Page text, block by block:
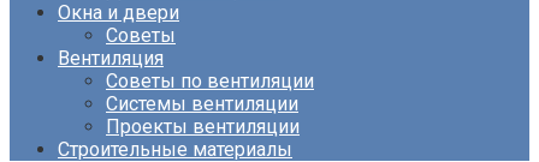
Окна и двери
Советы
Вентиляция
Советы по вентиляции
Системы вентиляции
Проекты вентиляции
Строительные материалы